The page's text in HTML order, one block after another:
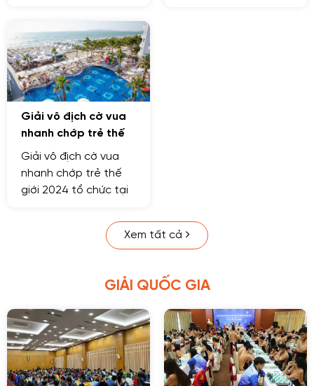
Chăn, Lào với 3 nội
dung: Cờ tiêu chuẩn,
Cờ nhanh và Cờ
chớp.
Giải vô địch cờ vua
nhanh chớp trẻ thế
giới 2024
Giải vô địch cờ vua
nhanh chớp trẻ thế
giới 2024 tổ chức tại
Albania từ ngày 25-29Xem tất cả
GIẢI QUỐC GIA